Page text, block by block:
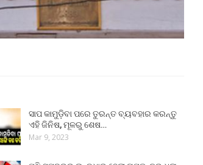
ସାପ କାମୁଡ଼ିବା ପରେ ତୁରନ୍ତ ବ୍ୟବହାର କରନ୍ତୁ
ଏହି ଜିନିଷ, ମୂଳରୁ ଶେଷ…
Mar 9, 2023